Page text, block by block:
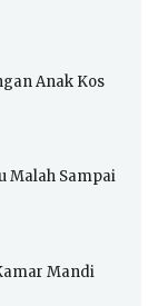
Anak Kos
Malah Sampai
Mandi